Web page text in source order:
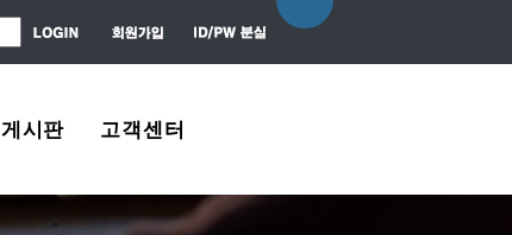
게시판
자유게시판
고객센터
About Us